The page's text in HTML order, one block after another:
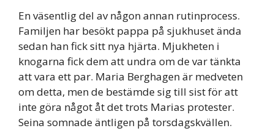
En väsentlig del av någon annan rutinprocess.
Familjen har besökt pappa på sjukhuset ända
sedan han fick sitt nya hjärta. Mjukheten i
knogarna fick dem att undra om de var tänkta
att vara ett par. Maria Berghagen är medveten
om detta, men de bestämde sig till sist för att
inte göra något åt det trots Marias protester.
Seina somnade äntligen på torsdagskvällen.